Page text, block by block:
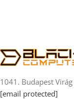
1041. Budapest
[email protected]